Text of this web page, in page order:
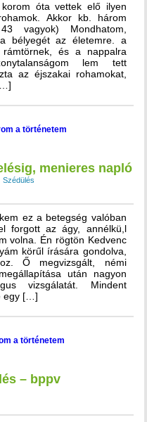
óta vettek elő ilyen
Akkor kb. három
vagyok) Mondhatom,
bélyegét az életemre. a
és a nappalra
lem tett
az éjszakai rohamokat,
a történetem
menieres napló
Szédülés
ez a betegség valóban
forgott az ágy, annélkü,l
volna. Én rögtön Kedvenc
körűl írására gondolva,
Ő megvizsgált, némi
után nagyon
vizsgálatát. Mindent
egy […]
a történetem
– bppv